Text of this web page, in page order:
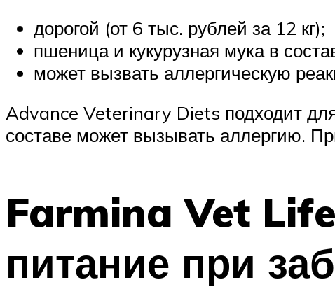
дорогой (от 6 тыс. рублей за 12 кг);
пшеница и кукурузная мука в
может вызвать аллергическую
Advance Veterinary Diets подходит
составе может вызывать аллергию.
Farmina Vet
питание при